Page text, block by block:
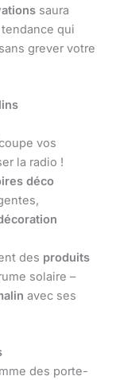
saura
qui
grever votre
vos
la radio !
déco
des produits
solaire –
avec ses
des porte-